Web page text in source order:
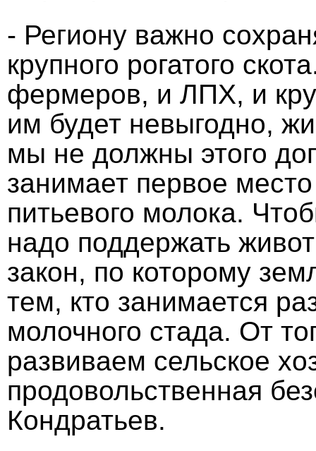
- Региону важно
крупного рогатого
фермеров, и ЛПХ, и
им будет невыгодно,
мы не должны этого
занимает первое
питьевого молока.
надо поддержать
закон, по которому
тем, кто занимается
молочного стада. От
развиваем сельское
продовольственная
Кондратьев.